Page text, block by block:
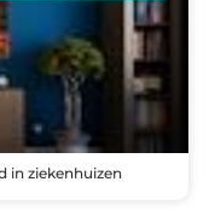
in ziekenhuizen